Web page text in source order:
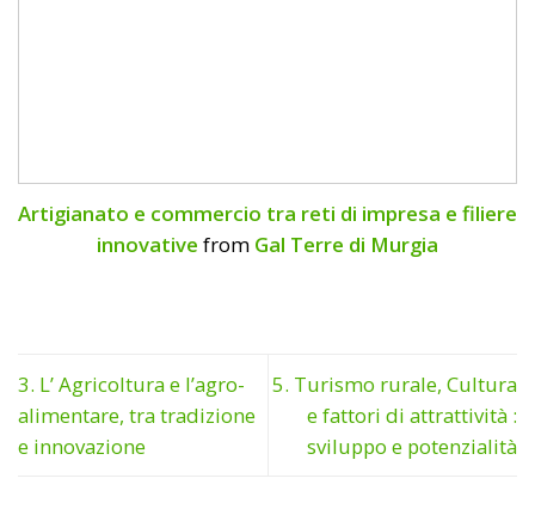
Artigianato e commercio tra reti di impresa e filiere
innovative from Gal Terre di Murgia
3. L’ Agricoltura e l’agro-
alimentare, tra tradizione
e innovazione
5. Turismo rurale, Cultura
e fattori di attrattività :
sviluppo e potenzialità